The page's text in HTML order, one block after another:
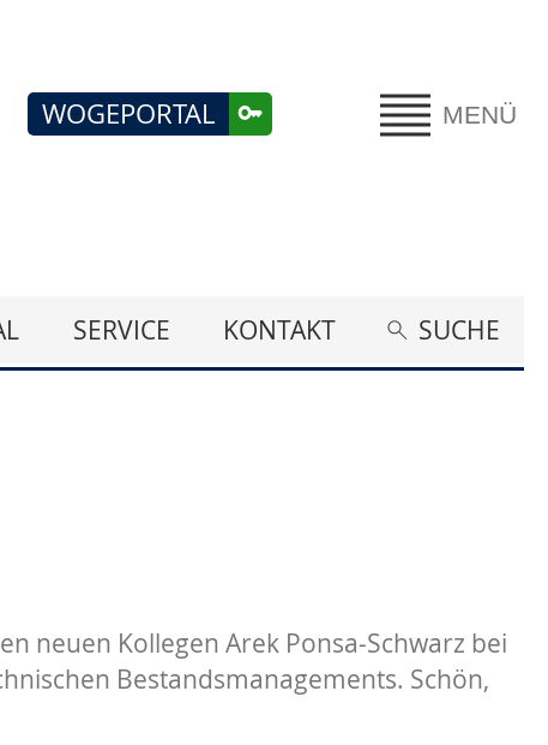
MENÜ
WOGEPORTAL
SERVICE KONTAKT SUCHE
neuen Kollegen Arek Ponsa-Schwarz bei
Bestandsmanagements. Schön,